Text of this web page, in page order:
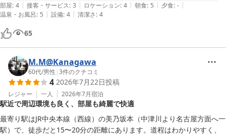
自分でオリジナルの色々な
カクテルなどが作れたり
個人的には満足感が得られました。
朝食バイキングでは郷土料理の鶏ちゃんがあったりとしっかり岐阜を感
じられましたし
お風呂も恵那の温泉ということでとても良かったです。
部屋: 4 | 接客・サービス: 3 | ロケーション: 4 | 朝食: 5 | 夕食: - |
温泉・お風呂: 5 | 設備: 4 | 清潔さ: 4
65
M.M@Kanagawa
60代/男性 |3件のクチコミ
4 2026年7月22日投稿
レジャー 一人 2026年7月宿泊
駅近で周辺環境も良く、部屋も綺麗で快適
最寄り駅はJR中央本線（西線）の美乃坂本（中津川より名古屋方面へ一
駅）で、徒歩だと15〜20分の距離にあります。道程はわかりやすく、